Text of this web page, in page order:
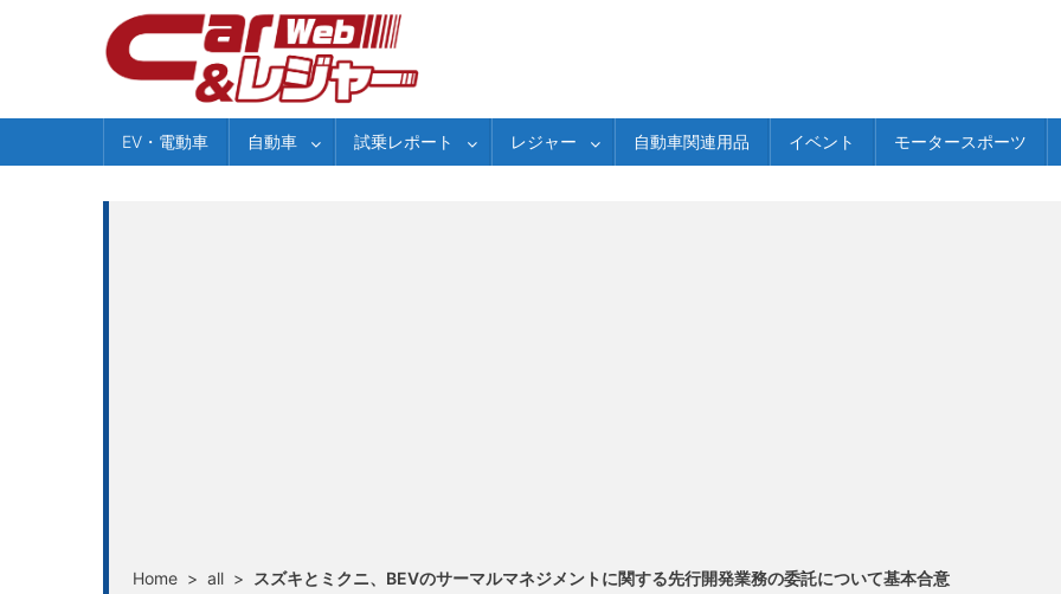
EV・電動車 自動車 試乗レポート レジャー 自動車関連用品 イベント モータースポーツ
Home > all > スズキとミクニ、BEVのサーマルマネジメントに関する先行開発業務の委託について基本合意